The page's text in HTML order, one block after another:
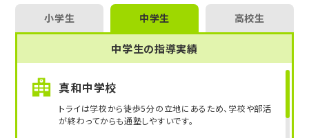
る授業になるよう心掛けています。一緒に頑張って
いきましょう！
小学生 中学生 高校生
中学生の指導実績
真和中学校
トライは学校から徒歩5分の立地にあるため、学校や部活
が終わってからも通塾しやすいです。